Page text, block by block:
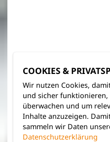
COOKIES &
Wir nutzen Cookies,
und sicher
überwachen und um
Inhalte anzuzeigen.
sammeln wir Daten
Datenschutzerklärung